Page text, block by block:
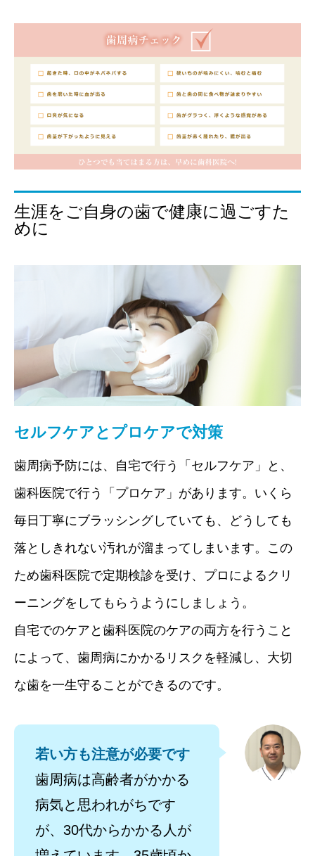
生涯をご自身の歯で健康に過ごすた
めに
セルフケアとプロケアで対策
歯周病予防には、自宅で行う「セルフケア」と、
歯科医院で行う「プロケア」があります。いくら
毎日丁寧にブラッシングしていても、どうしても
落としきれない汚れが溜まってしまいます。この
ため歯科医院で定期検診を受け、プロによるクリ
ーニングをしてもらうようにしましょう。
自宅でのケアと歯科医院のケアの両方を行うこと
によって、歯周病にかかるリスクを軽減し、大切
な歯を一生守ることができるのです。
若い方も注意が必要です
歯周病は高齢者がかかる
病気と思われがちです
が、30代からかかる人が